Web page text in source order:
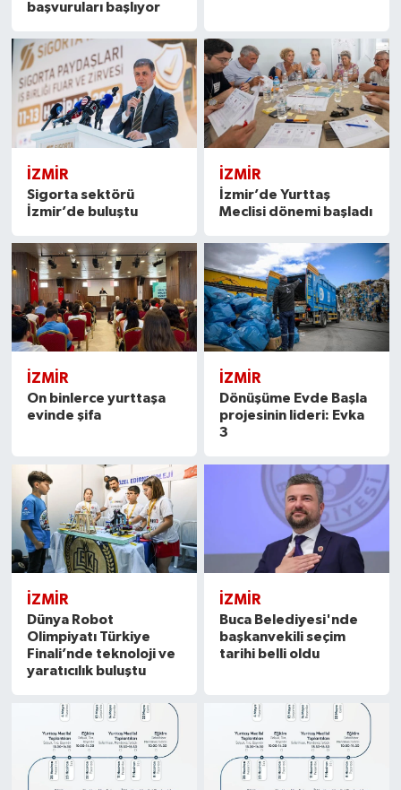
başvuruları başlıyor
İZMIR
Sigorta sektörü
İzmir’de buluştu
İZMIR
İzmir’de Yurttaş
Meclisi dönemi başladı
İZMIR
On binlerce yurttaşa
evinde şifa
İZMIR
Dönüşüme Evde Başla
projesinin lideri: Evka
3
İZMIR
Dünya Robot
Olimpiyatı Türkiye
Finali’nde teknoloji ve
yaratıcılık buluştu
İZMIR
Buca Belediyesi'nde
başkanvekili seçim
tarihi belli oldu